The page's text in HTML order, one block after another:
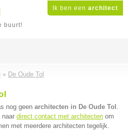
Ik ben een architect
buurt!
» De Oude Tol
nog geen architecten in De Oude Tol .
naar direct contact met architecten om
met meerdere architecten tegelijk.